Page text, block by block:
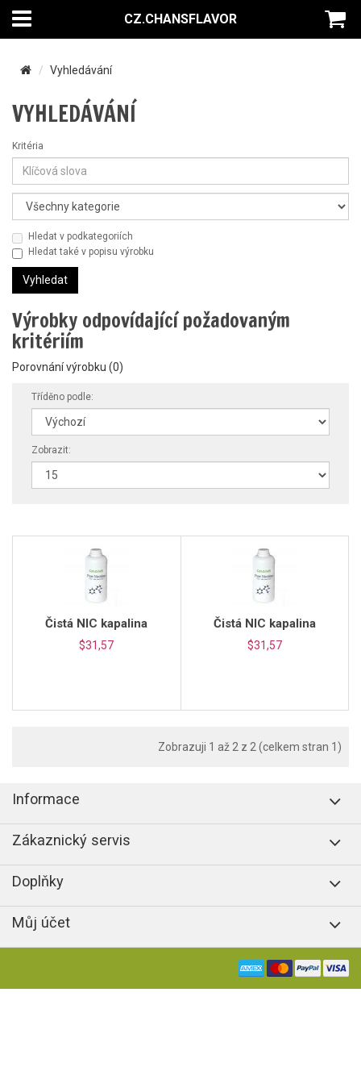
CZ.CHANSFLAVOR
Vyhledávání
VYHLEDÁVÁNÍ
Kritéria
Hledat v podkategoriích
Hledat také v popisu výrobku
Výrobky odpovídající požadovaným
kritériím
Porovnání výrobku (0)
Tříděno podle:
Zobrazit:
Čistá NIC kapalina
$31,57
Čistá NIC kapalina
$31,57
Zobrazuji 1 až 2 z 2 (celkem stran 1)
Informace
Zákaznický servis
Doplňky
Můj účet